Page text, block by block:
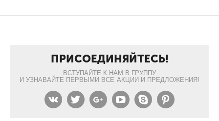
ПРИСОЕДИНЯЙТЕСЬ!
ВСТУПАЙТЕ К НАМ В ГРУППУ
И УЗНАВАЙТЕ ПЕРВЫМИ ВСЕ АКЦИИ И ПРЕДЛОЖЕНИЯ!